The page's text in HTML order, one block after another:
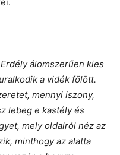
álomszerűen kies
a vidék fölött.
mennyi iszony,
lebeg e kastély és
mely oldalról néz az
minthogy az alatta